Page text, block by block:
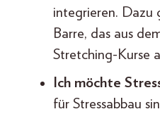
integrieren. Dazu
Barre, das aus
Stretching-Kurse
Ich möchte
für Stressabbau